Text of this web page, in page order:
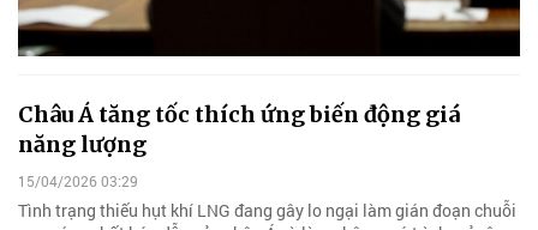
Châu Á tăng tốc thích ứng biến động giá
năng lượng
15/04/2026 03:29
Tình trạng thiếu hụt khí LNG đang gây lo ngại làm gián đoạn chuỗi